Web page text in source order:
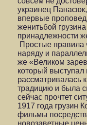
украинец
впервые
женитьбой
принадлежности
Простые правила
наряду и
же «Великом
который выступал
рассматривалась
традицию и была
сейчас прочтет
1917 года грузин
фильмы
новозаветные